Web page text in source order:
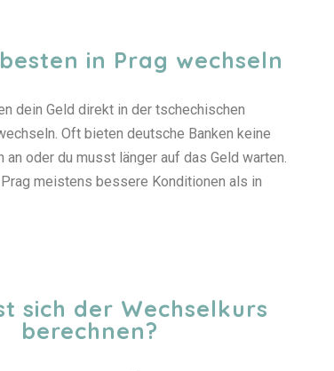
in Prag wechseln
dein Geld direkt in der tschechischen
Oft bieten deutsche Banken keine
an oder du musst länger auf das Geld warten.
meistens bessere Konditionen als in
sich der Wechselkurs
berechnen?